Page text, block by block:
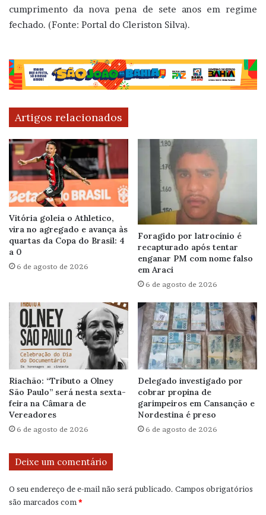
cumprimento da nova pena de sete anos em regime
fechado. (Fonte: Portal do Cleriston Silva).
Artigos relacionados
Vitória goleia o Athletico,
vira no agregado e avança às
quartas da Copa do Brasil: 4
a 0
6 de agosto de 2026
Foragido por latrocínio é
recapturado após tentar
enganar PM com nome falso
em Araci
6 de agosto de 2026
Riachão: “Tributo a Olney
São Paulo” será nesta sexta-
feira na Câmara de
Vereadores
6 de agosto de 2026
Delegado investigado por
cobrar propina de
garimpeiros em Cansanção e
Nordestina é preso
6 de agosto de 2026
Deixe um comentário
O seu endereço de e-mail não será publicado. Campos obrigatórios
são marcados com *